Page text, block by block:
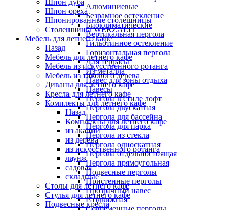
Алюминиевые
Безрамное остекление
Биоклиматические
Вертикальная пергола
Гильотинное остекление
Горизонтальная пергола
Для террасы
Из металла
Навес для зоны отдыха
Навесы
Пергола в стиле лофт
Пергола двускатная
Пергола для бассейна
Пергола для парка
Пергола из стекла
Пергола односкатная
Пергола отдельностоящая
Пергола прямоугольная
Подвесные перголы
Пристенные перголы
Прозрачный навес
Раздвижная
Шпон дуба
Шпон ореха
Шпонированные столешницы
Столешницы WERZALIT
Мебель для летнего кафе
Назад
Мебель для летнего кафе
Мебель из искусственного ротанга
Мебель из тикового дерева
Диваны для летнего кафе
Кресла для летнего кафе
Комплекты для летнего кафе
Назад
Комплекты для летнего кафе
из акации
из дерева
из искусственного ротанга
лаунж
садовая
складные
Столы для летнего кафе
Стулья для летнего кафе
Подвесные кресла